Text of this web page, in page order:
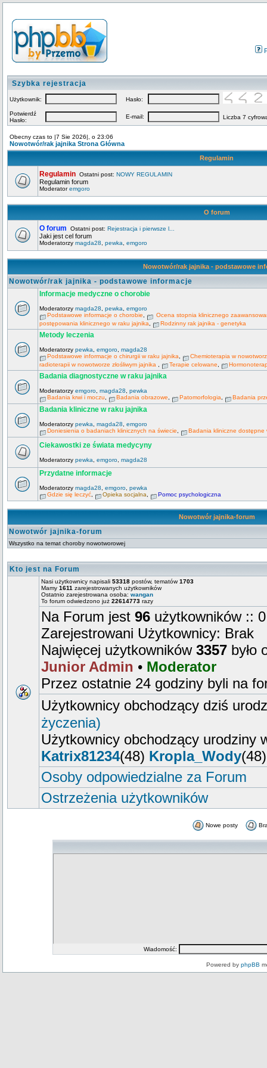
Szybka rejestracja
Użytkownik: Hasło:
Potwierdź
Hasło:
E-mail: Liczba 7
Obecny czas to |7 Sie 2026|, o 23:06
Nowotwór/rak jajnika Strona Główna
Regulamin
Regulamin Ostatni post: NOWY REGULAMIN
Regulamin forum
Moderatoremgoro
O forum
O forum Ostatni post: Rejestracja i pierwsze l...
Jaki jest cel forum
Moderatorzy magda28 pewka emgoro
Nowotwór/rak jajnika - podstawowe
Nowotwór/rak jajnika - podstawowe informacje
Informacje medyczne o chorobie
Moderatorzy magda28 pewka
emgoro
Podstawowe informacje o chorobie
Ocena stopnia klinicznego
postępowania klinicznego w raku jajnika
Rodzinny rak jajnika - genetyka
Metody leczenia
Moderatorzy pewka emgoro magda28
Podstawowe informacje o chirurgii w raku jajnika
Chemioterapia w
radioterapii w nowotworze złośliwym jajnika
Terapie celowane
Badania diagnostyczne w raku jajnika
Moderatorzy emgoro magda28
pewka
Badania krwi i moczu
Badania obrazowe Patomorfologia Badania
Badania kliniczne w raku jajnika
Moderatorzy pewka magda28
emgoro
Doniesienia o badaniach klinicznych na świecie
Badania kliniczne dostępne
Ciekawostki ze świata medycyny
Moderatorzy pewka emgoro magda28
Przydatne informacje
Moderatorzy magda28 emgoro pewka
Gdzie się leczyć
Opieka socjalna Pomoc psychologiczna
Nowotwór jajnika-forum
Nowotwór jajnika-forum
Wszystko na temat choroby nowotworowej
Kto jest na Forum
Nasi użytkownicy napisali 53318 postów, tematów1703
Mamy 1611 zarejestrowanych użytkowników
Ostatnio zarejestrowana osoba: wangan
To forum odwiedzono już 22614773 razy
Na Forum jest 96 użytkowników ::
Zarejestrowani Użytkownicy: Brak
Najwięcej użytkowników 3357 było
Junior Admin • Moderator
Przez ostatnie 24 godziny byli na
Użytkownicy obchodzący dziś
życzenia)
Użytkownicy obchodzący urodziny
Katrix81234(48) Kropla_Wody
Osoby odpowiedzialne za Forum
Ostrzeżenia użytkowników
Nowe posty
Wiadomość:
Powered by phpBB